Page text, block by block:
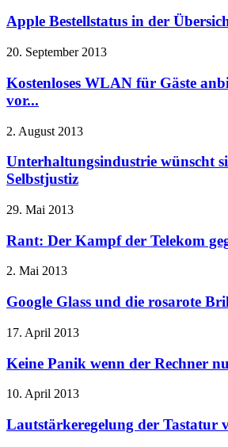
Apple Bestellstatus in der
20. September 2013
Kostenloses WLAN für Gäste
vor...
2. August 2013
Unterhaltungsindustrie wünscht
Selbstjustiz
29. Mai 2013
Rant: Der Kampf der Telekom
2. Mai 2013
Google Glass und die rosarote
17. April 2013
Keine Panik wenn der Rechner
10. April 2013
Lautstärkeregelung der Tastatur